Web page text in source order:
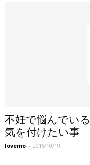
不妊で悩んでい
気を付けたい事
lovemo - 2015/10/19